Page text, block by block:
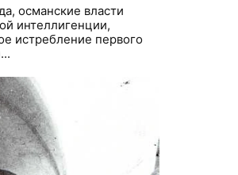
османские власти
интеллигенции,
истребление первого